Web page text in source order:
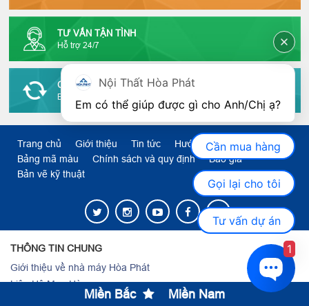
TƯ VẤN TẬN TÌNH
Hỗ trợ 24/7
CHÍNH SÁCH HẬU MÃI
Bảo trì trọn vòng đời sp
Trang chủ Giới thiệu Tin tức
Hướng dẫn
Bảng mã màu
Chính sách và quy định
Báo giá
Bản vẽ kỹ thuật
THÔNG TIN CHUNG
Giới thiệu về nhà máy Hòa Phát
Liên Hệ Mua Hàng
Nhận diện thương hiệu Hòa Phát
Miền Bắc Miền Nam
Nội Thất Hòa Phát
Cần mua hàng
Gọi lại cho tôi
Tư vấn dự án
1